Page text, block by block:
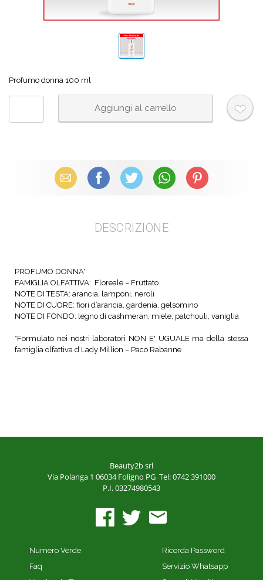
Profumo donna 100 ml
Email Facebook X (Twitter) WhatsAppPinterest
DESCRIZIONE
PROFUMO DONNA*
FAMIGLIA OLFATTIVA: Floreale – Fruttato
NOTE DI TESTA: arancia, lamponi, neroli
NOTE DI CUORE: fiori d’arancia, gardenia, gelsomino
NOTE DI FONDO: legno di cashmeran, miele, patchouli, vaniglia
*Formulato nei nostri laboratori NON E' UGUALE ma della stessa
famiglia olfattiva d Lady Million – Paco Rabanne
Beauty2b srl
Via Polanga 1 06034 Foligno PG Tel: 0742 391000
P.I. 03274980543
Numero Verde
Faq
Ricorda Password
Servizio Whatsapp